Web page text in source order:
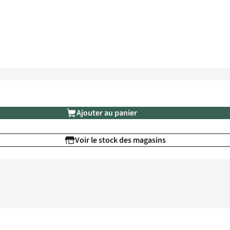
Ajouter au panier
Voir le stock des magasins